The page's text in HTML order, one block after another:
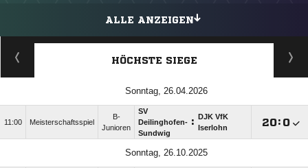
ALLE ANZEIGEN
HÖCHSTE SIEGE
Sonntag, 26.04.2026
11:00 Meisterschaftsspiel
B-
Junioren
SV
Deilinghofen-
Sundwig
:
DJK VfK
Iserlohn
: 
Sonntag, 26.10.2025